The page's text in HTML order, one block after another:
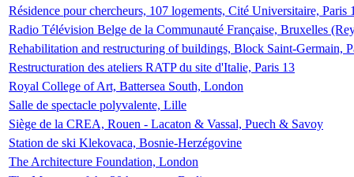
Résidence pour chercheurs, 107 logements, Cité Universitaire, Paris
Radio Télévision Belge de la Communauté Française, Bruxelles
Rehabilitation and restructuring of buildings, Block Saint-Germain,
Restructuration des ateliers RATP du site d'Italie, Paris 13
Royal College of Art, Battersea South, London
Salle de spectacle polyvalente, Lille
Siège de la CREA, Rouen - Lacaton & Vassal, Puech & Savoy
Station de ski Klekovaca, Bosnie-Herzégovine
The Architecture Foundation, London